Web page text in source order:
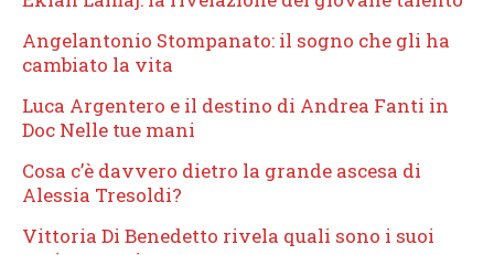
Angelantonio Stompanato: il sogno che gli ha
cambiato la vita
Luca Argentero e il destino di Andrea Fanti in
Doc Nelle tue mani
Cosa c’è davvero dietro la grande ascesa di
Alessia Tresoldi?
Vittoria Di Benedetto rivela quali sono i suoi